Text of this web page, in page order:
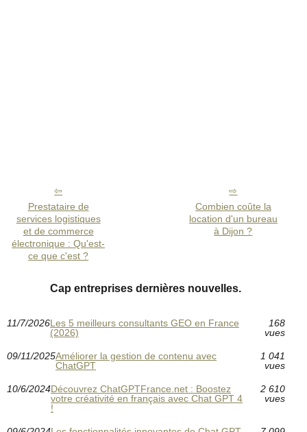
Prestataire de
services logistiques
et de commerce
électronique : Qu'est-
ce que c'est ?
Combien coûte la
location d'un bureau
à Dijon ?
Cap entreprises dernières nouvelles.
11/7/2026Les 5 meilleurs consultants GEO en France
(2026)
168
vues
09/11/2025Améliorer la gestion de contenu avec
ChatGPT
1 041
vues
10/6/2024Découvrez ChatGPTFrance.net : Boostez
votre créativité en français avec Chat GPT 4
!
2 610
vues